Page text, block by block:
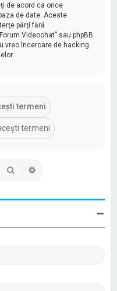
de acord ca orice
de date. Aceste
părţi fără
Videochat” sau phpBB
vreo încercare de hacking
Căutare